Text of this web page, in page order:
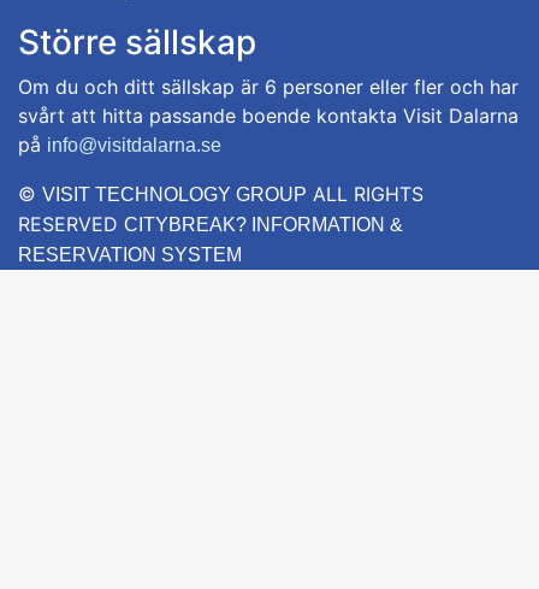
Större sällskap
Om du och ditt sällskap är 6 personer eller fler och har
svårt att hitta passande boende kontakta Visit Dalarna
på info@visitdalarna.se
© VISIT TECHNOLOGY GROUP ALL RIGHTS
RESERVED CITYBREAK? INFORMATION &
RESERVATION SYSTEM